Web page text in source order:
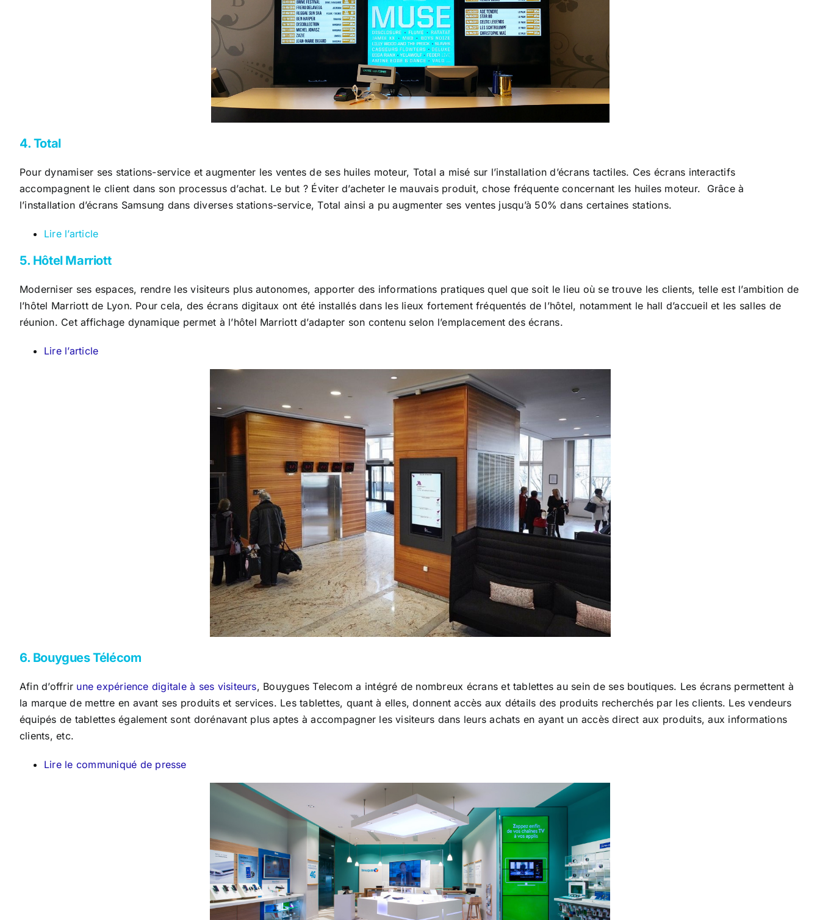
4. Total
Pour dynamiser ses stations-service et augmenter les ventes de ses huiles moteur, Total a misé sur l’installation d’écrans tactiles. Ces écrans interactifs
accompagnent le client dans son processus d’achat. Le but ? Éviter d’acheter le mauvais produit, chose fréquente concernant les huiles moteur. Grâce à
l’installation d’écrans Samsung dans diverses stations-service, Total ainsi a pu augmenter ses ventes jusqu’à 50% dans certaines stations.
Lire l’article
5. Hôtel Marriott
Moderniser ses espaces, rendre les visiteurs plus autonomes, apporter des informations pratiques quel que soit le lieu où se trouve les clients, telle est l’ambition de
l’hôtel Marriott de Lyon. Pour cela, des écrans digitaux ont été installés dans les lieux fortement fréquentés de l’hôtel, notamment le hall d’accueil et les salles de
réunion. Cet affichage dynamique permet à l’hôtel Marriott d’adapter son contenu selon l’emplacement des écrans.
Lire l’article
6. Bouygues Télécom
Afin d’offrir une expérience digitale à ses visiteurs, Bouygues Telecom a intégré de nombreux écrans et tablettes au sein de ses boutiques. Les écrans permettent à
la marque de mettre en avant ses produits et services. Les tablettes, quant à elles, donnent accès aux détails des produits recherchés par les clients. Les vendeurs
équipés de tablettes également sont dorénavant plus aptes à accompagner les visiteurs dans leurs achats en ayant un accès direct aux produits, aux informations
clients, etc.
Lire le communiqué de presse